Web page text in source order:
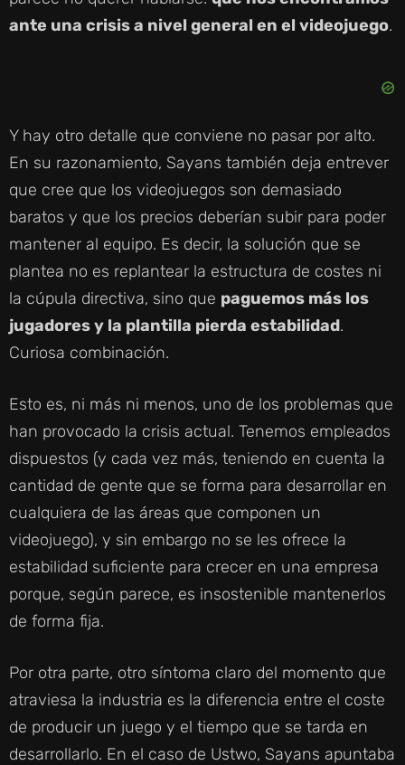
ante una crisis a nivel general en el videojuego.
Y hay otro detalle que conviene no pasar por alto.
En su razonamiento, Sayans también deja entrever
que cree que los videojuegos son demasiado
baratos y que los precios deberían subir para poder
mantener al equipo. Es decir, la solución que se
plantea no es replantear la estructura de costes ni
la cúpula directiva, sino que paguemos más los
jugadores y la plantilla pierda estabilidad.
Curiosa combinación.
Esto es, ni más ni menos, uno de los problemas que
han provocado la crisis actual. Tenemos empleados
dispuestos (y cada vez más, teniendo en cuenta la
cantidad de gente que se forma para desarrollar en
cualquiera de las áreas que componen un
videojuego), y sin embargo no se les ofrece la
estabilidad suficiente para crecer en una empresa
porque, según parece, es insostenible mantenerlos
de forma fija.
Por otra parte, otro síntoma claro del momento que
atraviesa la industria es la diferencia entre el coste
de producir un juego y el tiempo que se tarda en
desarrollarlo. En el caso de Ustwo, Sayans apuntaba